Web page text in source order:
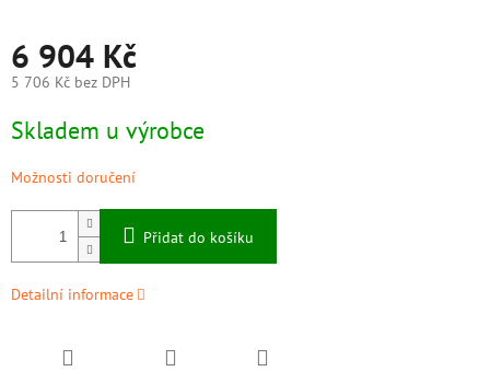
6 904 Kč
5 706 Kč bez DPH
cena:
Skladem u výrobce
Možnosti doručení
Přidat do košíku
Detailní informace